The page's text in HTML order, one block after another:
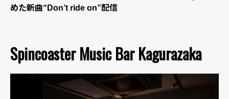
めた新曲“Don’t ride on”配信
Spincoaster Music Bar Kagurazaka